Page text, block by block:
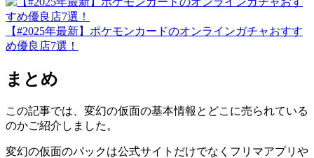
【#2025年最新】ポケモンカードのオンラインガチャおすす
め優良店7選！
まとめ
この記事では、変幻の仮面の基本情報とどこに売られている
のかご紹介しました。
変幻の仮面のパックは公式サイトだけでなくフリマアプリや